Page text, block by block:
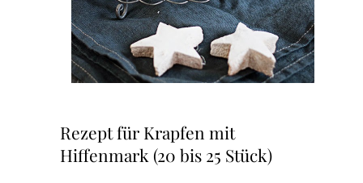
Rezept für Krapfen mit
Hiffenmark (20 bis 25 Stück)